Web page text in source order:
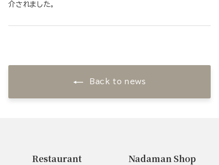
介されました。
Back to news
Restaurant Nadaman Shop